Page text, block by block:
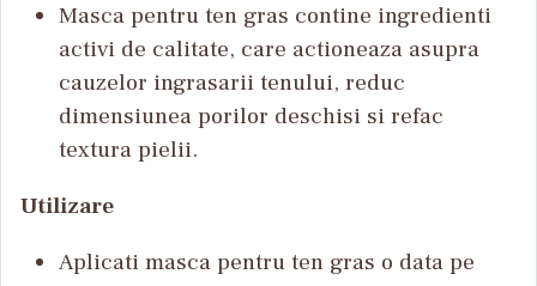
Masca pentru ten gras contine ingredienti
activi de calitate, care actioneaza asupra
cauzelor ingrasarii tenului, reduc
dimensiunea porilor deschisi si refac
textura pielii.
Utilizare
Aplicati masca pentru ten gras o data pe